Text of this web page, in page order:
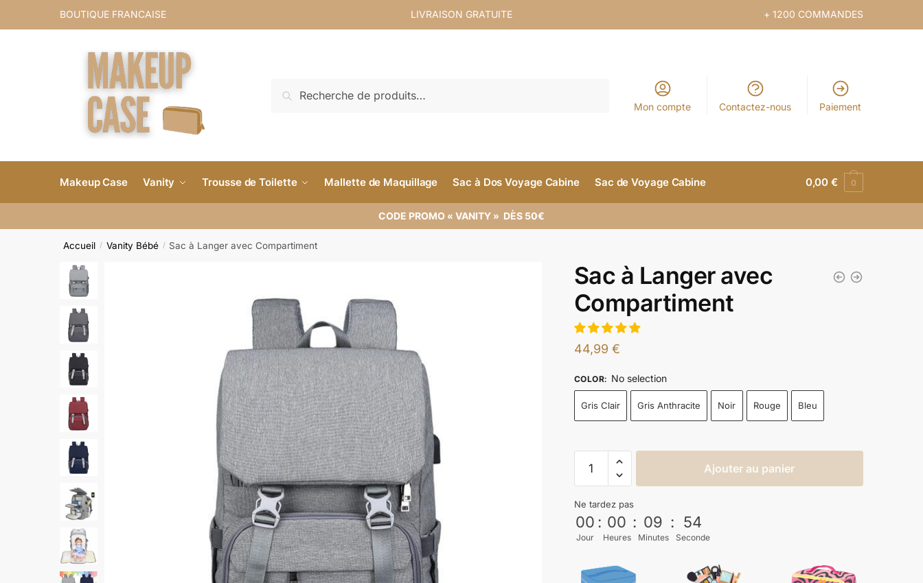
BOUTIQUE FRANCAISE LIVRAISON GRATUITE + 1200 COMMANDES
Recherche
Mon compte Contactez-nous Paiement
Makeup Case Vanity Trousse de Toilette Mallette de Maquillage Sac à Dos Voyage Cabine Sac de Voyage Cabine 0,00€ 0
CODE PROMO « VANITY » DÈS 50€
Accueil / Vanity Bébé / Sac à Langer avec Compartiment
Sac à Langer avec
Compartiment
44,99 €
COLOR: No selection
Gris Clair Gris Anthracite Noir Rouge Bleu
Ajouter au panier
Ne tardez pas
00
Jour
: 00
Heures
: 09
Minutes
: 53
Seconde